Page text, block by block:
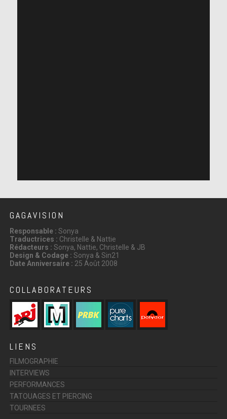
GAGAVISION
Responsable : Sonya
Traductrices : Christelle & Nattie
Rédacteurs : Sonya, Nattie, Christelle & JB
Design & Codage : Sonya & Sin21
Date Anniversaire : 25 Août 2008
COLLABORATEURS
LIENS
FILMOGRAPHIE
INTERVIEWS
PERFORMANCES
TATOUAGES ET PIERCING
TOURNEES